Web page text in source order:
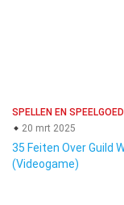
SPELLEN EN SPEELGOED
20 mrt 2025
35 Feiten Over Guild
(Videogame)